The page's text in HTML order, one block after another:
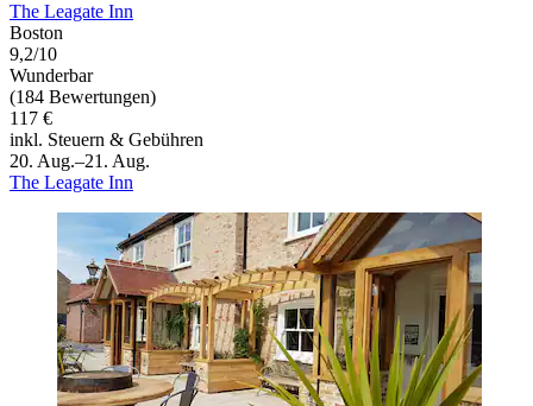
The Leagate Inn
Boston
9,2/10
Wunderbar
(184 Bewertungen)
117 €
inkl. Steuern & Gebühren
20. Aug.–21. Aug.
The Leagate Inn